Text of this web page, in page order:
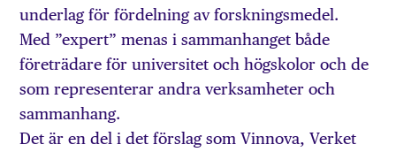
underlag för fördelning av forskningsmedel.
Med ”expert” menas i sammanhanget både
företrädare för universitet och högskolor och de
som representerar andra verksamheter och
sammanhang.
Det är en del i det förslag som Vinnova, Verket